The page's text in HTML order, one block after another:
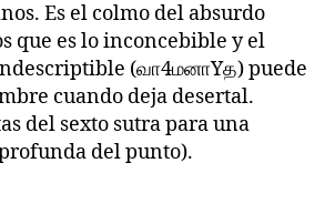
Es el colmo del absurdo
que es lo inconcebible y el
(வா4மனாYத) puede
cuando deja desertal.
del sexto sutra para una
del punto).